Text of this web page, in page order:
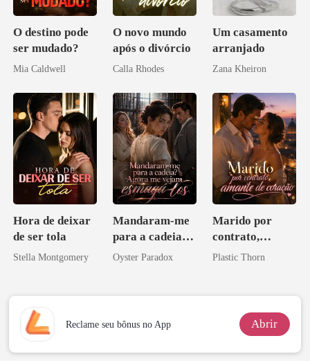
O destino pode
ser mudado?
Mia Caldwell
O novo mundo
após o divórcio
Calla Rhodes
Um casamento
arranjado
Zana Kheiron
Hora de deixar
de ser tola
Stella Montgomery
Mandaram-me
para a cadeia?
Agora me
Oyster Paradox
Marido por
contrato,
amante de
Plastic Thorn
Reclame seu bônus no App Abrir